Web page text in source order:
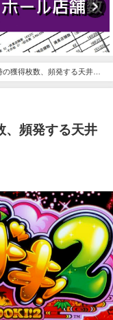
獲得枚数、頻発する天井単
、頻発する天井